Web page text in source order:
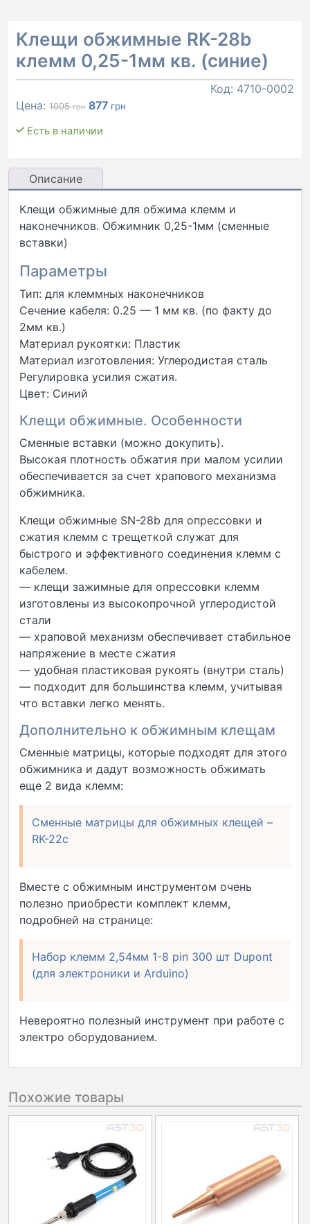
Клещи обжимные RK-28b
клемм 0,25-1мм кв. (синие)
Код: 4710-0002
Цена:1005грн Первоначальная
составляла
877 грн
Есть в наличии
Описание
Клещи обжимные для обжима клемм и
наконечников. Обжимник 0,25-1мм (сменные
вставки)
Параметры
Тип: для клеммных наконечников
Сечение кабеля: 0.25 — 1 мм кв. (по факту до
2мм кв.)
Материал рукоятки: Пластик
Материал изготовления: Углеродистая сталь
Регулировка усилия сжатия.
Цвет: Синий
Клещи обжимные. Особенности
Сменные вставки (можно докупить).
Высокая плотность обжатия при малом усилии
обеспечивается за счет храпового механизма
обжимника.
Клещи обжимные SN-28b для опрессовки и
сжатия клемм с трещеткой служат для
быстрого и эффективного соединения клемм с
кабелем.
— клещи зажимные для опрессовки клемм
изготовлены из высокопрочной углеродистой
стали
— храповой механизм обеспечивает стабильное
напряжение в месте сжатия
— удобная пластиковая рукоять (внутри сталь)
— подходит для большинства клемм, учитывая
что вставки легко менять.
Дополнительно к обжимным клещам
Сменные матрицы, которые подходят для этого
обжимника и дадут возможность обжимать
еще 2 вида клемм:
Сменные матрицы для обжимных клещей –
RK-22c
Вместе с обжимным инструментом очень
полезно приобрести комплект клемм,
подробней на странице:
Набор клемм 2,54мм 1-8 pin 300 шт Dupont
(для электроники и Arduino)
Невероятно полезный инструмент при работе с
электро оборудованием.
Похожие товары